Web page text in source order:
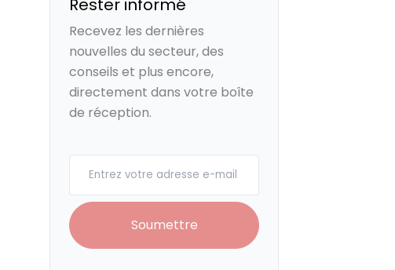
Rester informé
Recevez les dernières
nouvelles du secteur, des
conseils et plus encore,
directement dans votre boîte
de réception.
Soumettre